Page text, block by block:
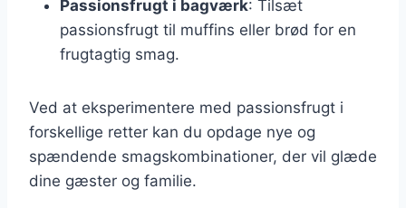
Passionsfrugt i bagværk: Tilsæt
passionsfrugt til muffins eller brød for en
frugtagtig smag.
Ved at eksperimentere med passionsfrugt i
forskellige retter kan du opdage nye og
spændende smagskombinationer, der vil glæde
dine gæster og familie.